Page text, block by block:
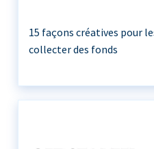
15 façons créatives pour
collecter des fonds